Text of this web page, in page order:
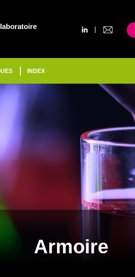
|
INDEX
Armoire